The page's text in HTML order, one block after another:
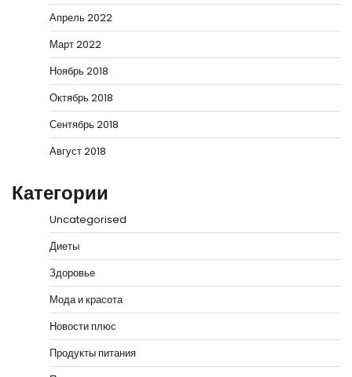
Апрель 2022
Март 2022
Ноябрь 2018
Октябрь 2018
Сентябрь 2018
Август 2018
Категории
Uncategorised
Диеты
Здоровье
Мода и красота
Новости плюс
Продукты питания